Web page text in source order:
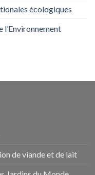
écologiques
l’Environnement
de viande et de lait